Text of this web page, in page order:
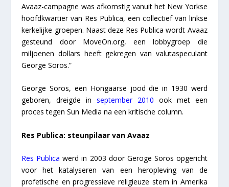
Avaaz-campagne was afkomstig vanuit het New Yorkse
hoofdkwartier van Res Publica, een collectief van linkse
kerkelijke groepen. Naast deze Res Publica wordt Avaaz
gesteund door MoveOn.org, een lobbygroep die
miljoenen dollars heeft gekregen van valutaspeculant
George Soros.”
George Soros, een Hongaarse jood die in 1930 werd
geboren, dreigde in september 2010 ook met een
proces tegen Sun Media na een kritische column.
Res Publica: steunpilaar van Avaaz
Res Publica werd in 2003 door Geroge Soros opgericht
voor het katalyseren van een heropleving van de
profetische en progressieve religieuze stem in Amerika